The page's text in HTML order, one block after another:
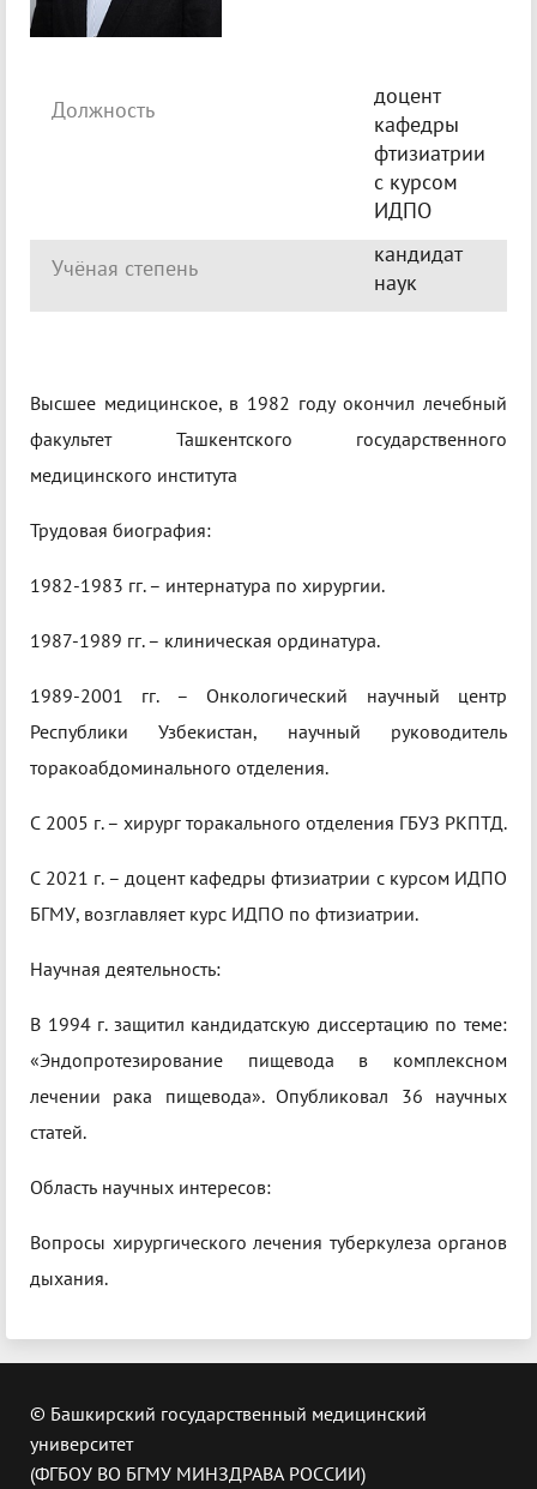
Должность
доцент
кафедры
фтизиатрии
с курсом
ИДПО
Учёная степень
кандидат
наук
Высшее медицинское, в 1982 году окончил лечебный
факультет Ташкентского государственного
медицинского института
Трудовая биография:
1982-1983 гг. – интернатура по хирургии.
1987-1989 гг. – клиническая ординатура.
1989-2001 гг. – Онкологический научный центр
Республики Узбекистан, научный руководитель
торакоабдоминального отделения.
С 2005 г. – хирург торакального отделения ГБУЗ РКПТД.
С 2021 г. – доцент кафедры фтизиатрии с курсом ИДПО
БГМУ, возглавляет курс ИДПО по фтизиатрии.
Научная деятельность:
В 1994 г. защитил кандидатскую диссертацию по теме:
«Эндопротезирование пищевода в комплексном
лечении рака пищевода». Опубликовал 36 научных
статей.
Область научных интересов:
Вопросы хирургического лечения туберкулеза органов
дыхания.
© Башкирский государственный медицинский
университет
(ФГБОУ ВО БГМУ МИНЗДРАВА РОССИИ)